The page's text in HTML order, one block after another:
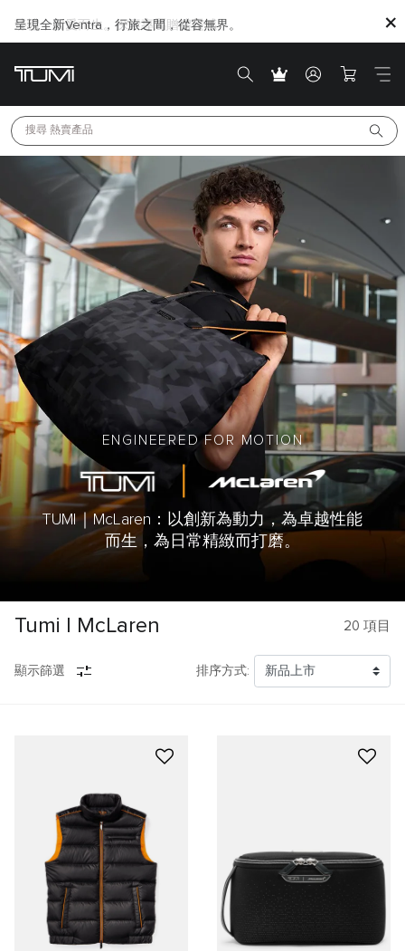
臻禮，因愛而生。探索專屬贈禮靈感
搜尋 熱賣產品
ENGINEERED FOR MOTION
TUMI｜McLaren：以創新為動力，為卓越性能
而生，為日常精緻而打磨。
Tumi | McLaren 20 項目
顯示篩選 排序方式: